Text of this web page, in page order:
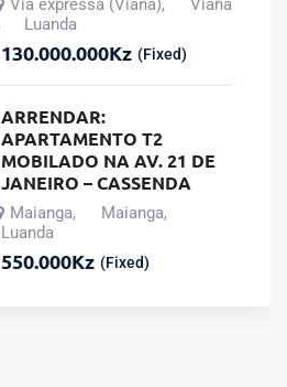
Via expressa (Viana), Viana
Luanda
130.000.000Kz (Fixed)
ARRENDAR:
APARTAMENTO T2
MOBILADO NA AV. 21 DE
JANEIRO – CASSENDA
Maianga, Maianga,
Luanda
550.000Kz (Fixed)